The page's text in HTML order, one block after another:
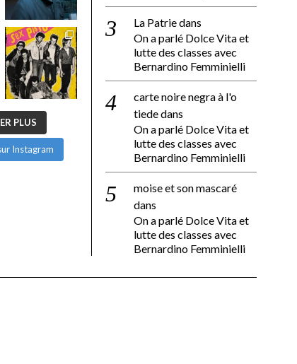
PLUS
Instagram
La Patriedans
On a parlé Dolce Vita et
lutte des classes avec
Bernardino Femminielli
carte noire negra à l'o
tiededans
On a parlé Dolce Vita et
lutte des classes avec
Bernardino Femminielli
moise et son mascaré
dans
On a parlé Dolce Vita et
lutte des classes avec
Bernardino Femminielli